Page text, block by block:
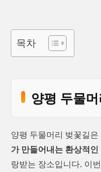
목차
양평 두물
양평 두물머리 벚꽃길은
가 만들어내는 환상적인
랑받는 장소입니다. 이